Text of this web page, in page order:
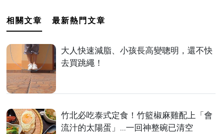
相關文章 最新熱門文章
大人快速減脂、小孩長高變聰明，還不快
去買跳繩！
竹北必吃泰式定食！竹籃椒麻雞配上「會
流汁的太陽蛋」...一回神整碗已清空